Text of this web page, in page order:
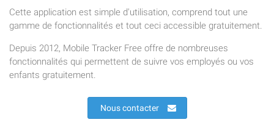
Cette application est simple d'utilisation, comprend tout une
gamme de fonctionnalités et tout ceci accessible gratuitement.
Depuis 2012, Mobile Tracker Free offre de nombreuses
fonctionnalités qui permettent de suivre vos employés ou vos
enfants gratuitement.
Nous contacter